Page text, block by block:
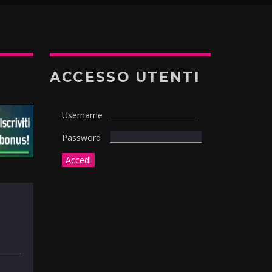
ACCESSO UTENTI
Username
Password